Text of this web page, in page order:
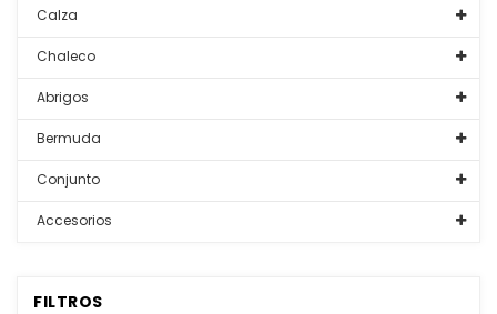
Calza
Chaleco
Abrigos
Bermuda
Conjunto
Accesorios
FILTROS